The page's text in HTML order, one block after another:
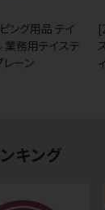
グ用品 テイ
業務用テイステ
ーン
キング